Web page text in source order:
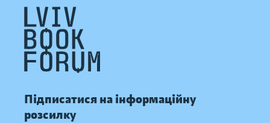
Підписатися на інформаційну
розсилку